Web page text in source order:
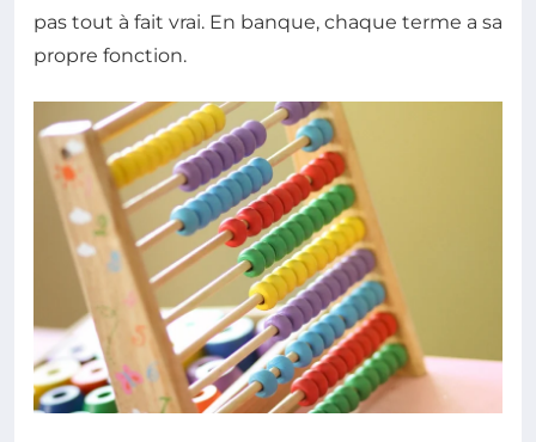
pas tout à fait vrai. En banque, chaque terme a sa
propre fonction.